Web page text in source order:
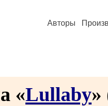
Авторы
«Lullaby»